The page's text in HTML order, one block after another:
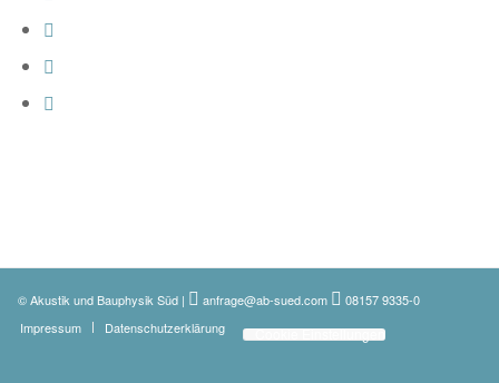
© Akustik und Bauphysik Süd | anfrage@ab-sued.com
08157 9335-0
Impressum
Datenschutzerklärung Cookie Einstellungen